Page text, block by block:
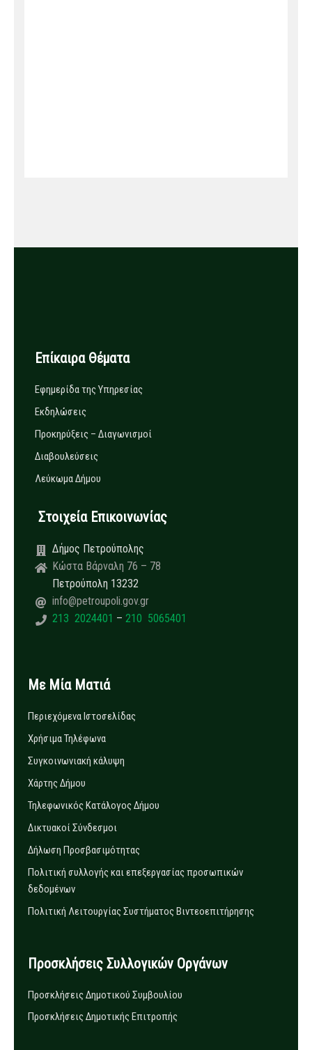
Επίκαιρα Θέματα
Εφημερίδα της Υπηρεσίας
Εκδηλώσεις
Προκηρύξεις – Διαγωνισμοί
Διαβουλεύσεις
Λεύκωμα Δήμου
Στοιχεία Επικοινωνίας
Δήμος Πετρούπολης
Κώστα Βάρναλη 76 – 78
Πετρούπολη 13232
info@petroupoli.gov.gr
213 2024401 – 210 5065401
Με Μία Ματιά
Περιεχόμενα Ιστοσελίδας
Χρήσιμα Τηλέφωνα
Συγκοινωνιακή κάλυψη
Χάρτης Δήμου
Τηλεφωνικός Κατάλογος Δήμου
Δικτυακοί Σύνδεσμοι
Δήλωση Προσβασιμότητας
Πολιτική συλλογής και επεξεργασίας προσωπικών
δεδομένων
Πολιτική Λειτουργίας Συστήματος Βιντεοεπιτήρησης
Προσκλήσεις Συλλογικών Οργάνων
Προσκλήσεις Δημοτικού Συμβουλίου
Προσκλήσεις Δημοτικής Επιτροπής